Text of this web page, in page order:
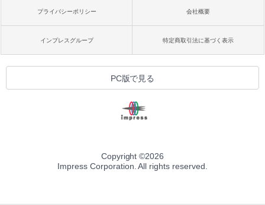
プライバシーポリシー 会社概要
インプレスグループ 特定商取引法に基づく表示
PC版で見る
Copyright ©2026
Impress Corporation. All rights reserved.